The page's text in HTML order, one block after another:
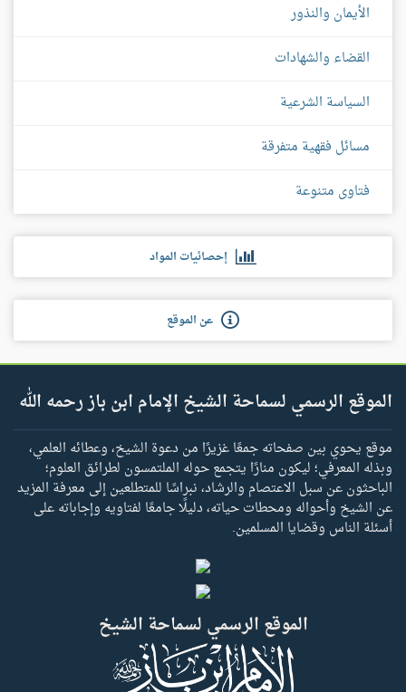
الأيمان والنذور
القضاء والشهادات
السياسة الشرعية
مسائل فقهية متفرقة
فتاوى متنوعة
إحصائيات المواد
عن الموقع
الموقع الرسمي لسماحة الشيخ الإمام ابن باز رحمه الله
موقع يحوي بين صفحاته جمعًا غزيرًا من دعوة الشيخ، وعطائه العلمي،
وبذله المعرفي؛ ليكون منارًا يتجمع حوله الملتمسون لطرائق العلوم؛
الباحثون عن سبل الاعتصام والرشاد، نبراسًا للمتطلعين إلى معرفة المزيد
عن الشيخ وأحواله ومحطات حياته، دليلًا جامعًا لفتاويه وإجاباته على
أسئلة الناس وقضايا المسلمين.
الموقع الرسمي لسماحة الشيخ